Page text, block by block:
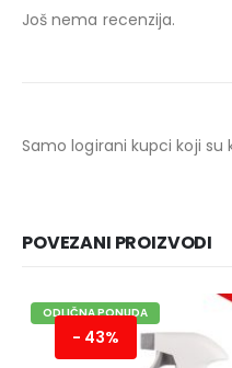
Još nema recenzija.
Samo logirani kupci koji
POVEZANI PROIZVODI
ODLIČNA PONUDA
- 43%